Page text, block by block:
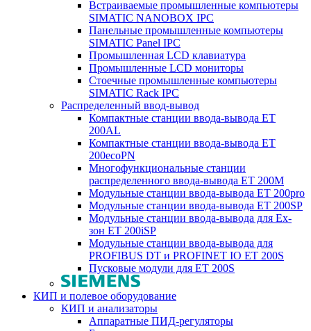
Встраиваемые промышленные компьютеры
SIMATIC NANOBOX IPC
Панельные промышленные компьютеры
SIMATIC Panel IPC
Промышленная LCD клавиатура
Промышленные LCD мониторы
Стоечные промышленные компьютеры
SIMATIC Rack IPC
Распределенный ввод-вывод
Компактные станции ввода-вывода ET
200AL
Компактные станции ввода-вывода ET
200ecoPN
Многофункциональные станции
распределенного ввода-вывода ET 200M
Модульные станции ввода-вывода ET 200pro
Модульные станции ввода-вывода ET 200SP
Модульные станции ввода-вывода для Ex-
зон ET 200iSP
Модульные станции ввода-вывода для
PROFIBUS DT и PROFINET IO ET 200S
Пусковые модули для ET 200S
КИП и полевое оборудование
КИП и анализаторы
Аппаратные ПИД-регуляторы